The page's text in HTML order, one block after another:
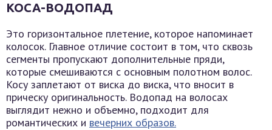
КОСА-ВОДОПАД
Это горизонтальное плетение, которое напоминает
колосок. Главное отличие состоит в том, что сквозь
сегменты пропускают дополнительные пряди,
которые смешиваются с основным полотном волос.
Косу заплетают от виска до виска, что вносит в
прическу оригинальность. Водопад на волосах
выглядит нежно и объемно, подходит для
романтических и вечерних образов.